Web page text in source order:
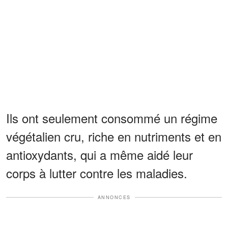
Ils ont seulement consommé un régime
végétalien cru, riche en nutriments et en
antioxydants, qui a même aidé leur
corps à lutter contre les maladies.
ANNONCES